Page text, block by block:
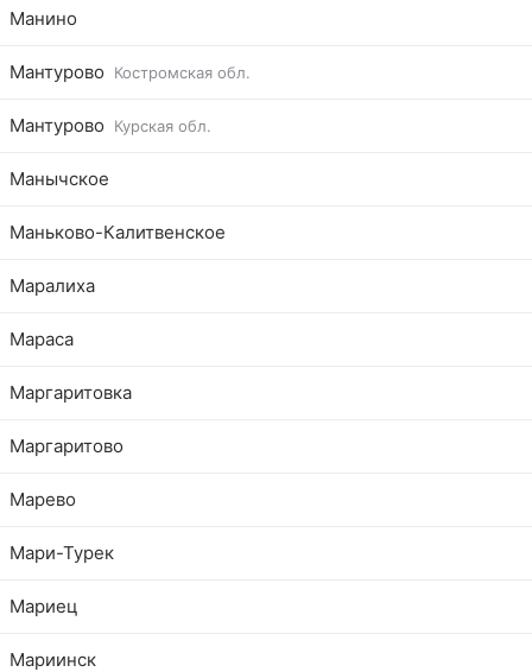
Манино
Мантурово Костромская обл.
Мантурово Курская обл.
Манычское
Маньково-Калитвенское
Маралиха
Мараса
Маргаритовка
Маргаритово
Марево
Мари-Турек
Мариец
Мариинск